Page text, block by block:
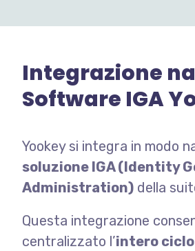
Integrazione
Software IGA
Yookey si integra in modo
soluzione IGA (Identity
Administration) della
Questa integrazione
centralizzato l’intero